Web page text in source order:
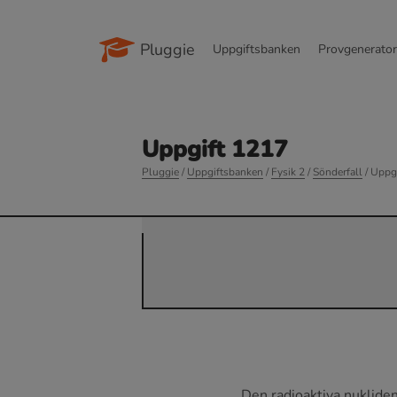
Pluggie Uppgiftsbanken
Uppgift 1217
Pluggie/Uppgiftsbanken /Fysik 2/Sönderfall /